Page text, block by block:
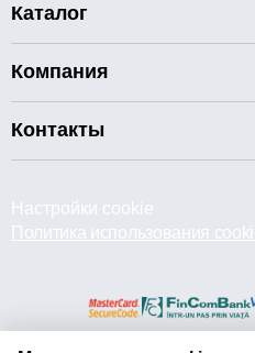
Каталог
Компания
Контакты
Настройки cookie
Политика использования